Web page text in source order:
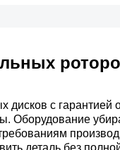
с
Оборудование
деталь без